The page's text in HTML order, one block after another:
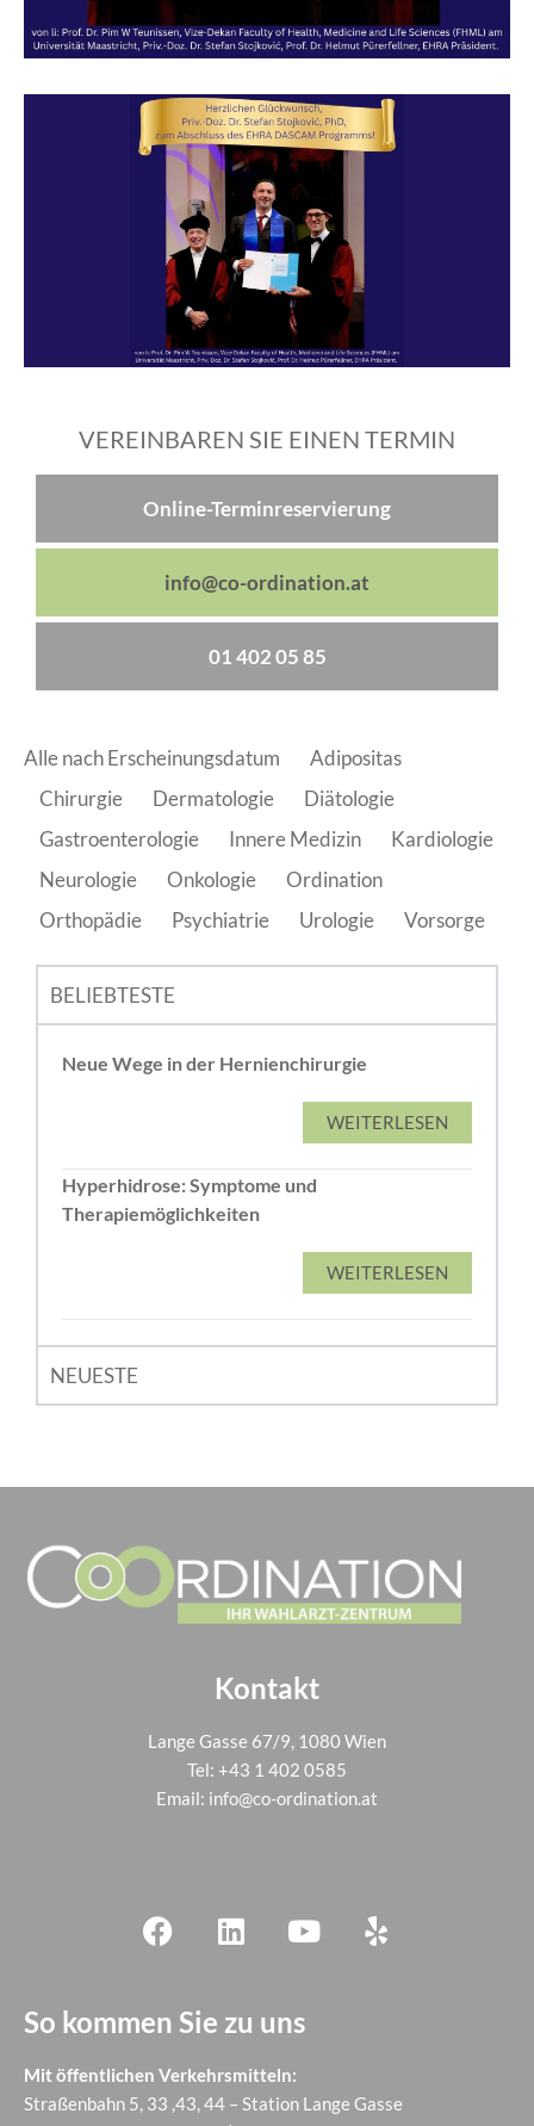
VEREINBAREN SIE EINEN TERMIN
Online-Terminreservierung
info@co-ordination.at
01 402 05 85
Alle nach Erscheinungsdatum
Adipositas
Chirurgie
Dermatologie
Diätologie
Gastroenterologie
Innere Medizin
Kardiologie
Neurologie
Onkologie
Ordination
Orthopädie
Psychiatrie Urologie Vorsorge
BELIEBTESTE
Neue Wege in der Hernienchirurgie
WEITERLESEN
Hyperhidrose: Symptome und
Therapiemöglichkeiten
WEITERLESEN
NEUESTE
Kontakt
Lange Gasse 67/9, 1080 Wien
Tel: +43 1 402 0585
Email: info@co-ordination.at
So kommen Sie zu uns
Mit öffentlichen Verkehrsmitteln:
Straßenbahn 5, 33 ,43, 44 – Station Lange Gasse